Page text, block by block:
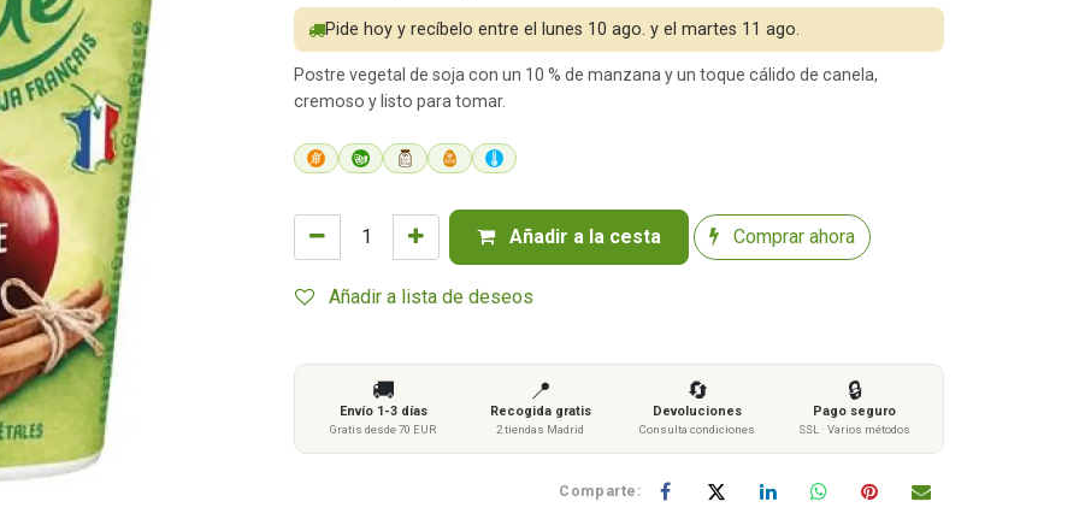
Añadir a la cesta Comprar ahora
Añadir a lista de deseos
Pide hoy y recíbelo entre el lunes 10 ago. y el martes 11 ago.
Postre vegetal de soja con un 10 % de manzana y un toque cálido de canela,
cremoso y listo para tomar.
🚚
Envío 1-3 días
Gratis desde 70 EUR
📍
Recogida gratis
2 tiendas Madrid
🔄
Devoluciones
Consulta condiciones
🔒
Pago seguro
SSL · Varios métodos
Comparte: